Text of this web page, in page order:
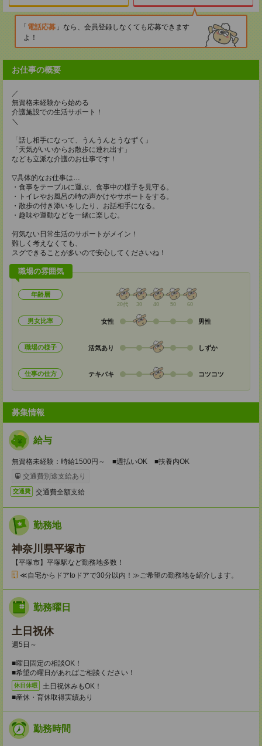
電話応募
なら、会員登録しなくても応募できます
よ！
お仕事の概要
／
無資格未経験から始める
介護施設での生活サポート！
＼
「話し相手になって、うんうんとうなずく」
「天気がいいからお散歩に連れ出す」
なども立派な介護のお仕事です！
▽具体的なお仕事は…
・食事をテーブルに運ぶ、食事中の様子を見守る。
・トイレやお風呂の時の声かけやサポートをする。
・散歩の付き添いをしたり、お話相手になる。
・趣味や運動などを一緒に楽しむ。
何気ない日常生活のサポートがメイン！
難しく考えなくても、
スグできることが多いので安心してくださいね！
職場の雰囲気
年齢層
20代 30 40 50 60
男女比率 女性 男性
職場の様子 活気あり しずか
仕事の仕方 テキパキ コツコツ
募集情報
給与
無資格未経験：時給1500円～ ■週払いOK ■扶養内OK
交通費別途支給あり
交通費 交通費全額支給
勤務地
神奈川県平塚市
【平塚市】平塚駅など勤務地多数！
≪自宅からドアtoドアで30分以内！≫ご希望の勤務地を紹介します。
勤務曜日
土日祝休
週5日～
■曜日固定の相談OK！
■希望の曜日があればご相談ください！
休日休暇
土日祝休みもOK！
■産休・育休取得実績あり
勤務時間